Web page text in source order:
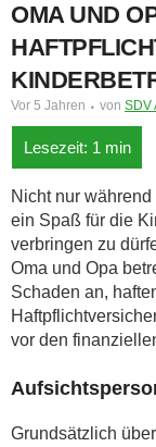
OMA UND
Vor 5 Jahren von SDV
Nicht nur
ein Spaß für die
verbringen zu
Oma und Opa
Schaden an,
vor den
Grundsätzlich